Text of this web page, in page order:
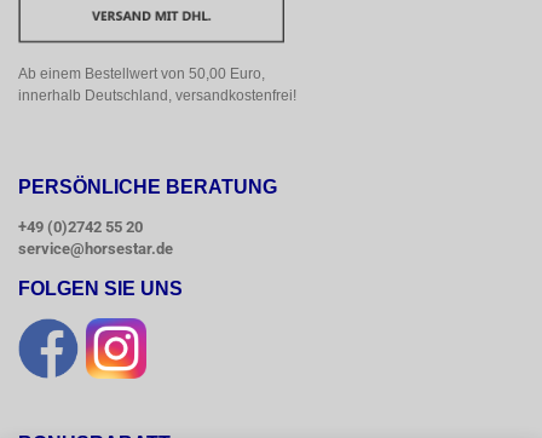
Ab einem Bestellwert von 50,00 Euro,
innerhalb Deutschland, versandkostenfrei!
PERSÖNLICHE BERATUNG
+49 (0)2742 55 20
service@horsestar.de
FOLGEN SIE UNS